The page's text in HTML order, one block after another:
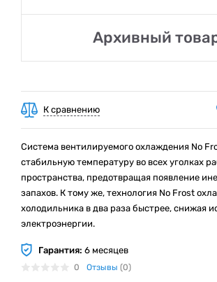
Архивный
К сравнению
Система вентилируемого охлаждения No
стабильную температуру во всех уголках
пространства, предотвращая появление
запахов. К тому же, технология No Frost
холодильника в два раза быстрее, снижая
электроэнергии.
Гарантия: 6 месяцев
0 Отзывы (0)